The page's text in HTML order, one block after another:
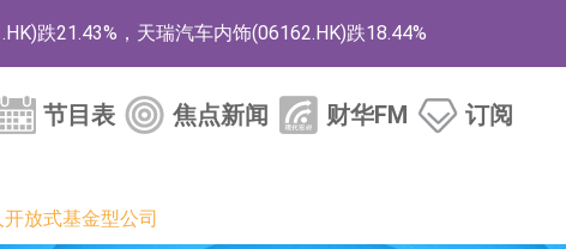
跌21.43%，天瑞汽车内饰(06162.HK)跌18.44%
涨+78.22%，拿森科技(02261.HK)涨+64.11%
商
的测试认证
节目表 焦点新闻 财华FM 订阅
放式基金型公司